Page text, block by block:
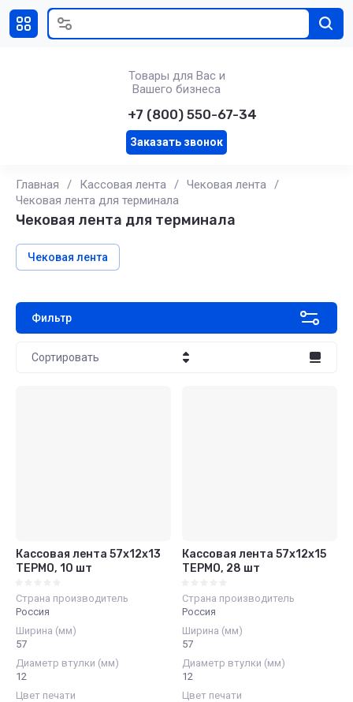
Товары для Вас и
Вашего бизнеса
+7 (800) 550-67-34
Заказать звонок
Главная / Кассовая лента / Чековая лента /
Чековая лента для терминала
Чековая лента для терминала
Чековая лента
Фильтр
Сортировать
Кассовая лента 57х12х13
ТЕРМО, 10 шт
Страна производитель
Россия
Ширина (мм)
57
Диаметр втулки (мм)
12
Цвет печати
Кассовая лента 57х12х15
ТЕРМО, 28 шт
Страна производитель
Россия
Ширина (мм)
57
Диаметр втулки (мм)
12
Цвет печати